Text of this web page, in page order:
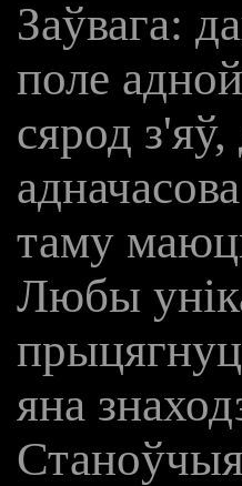
Заўвага:
поле
сярод
таму
Любы
яна